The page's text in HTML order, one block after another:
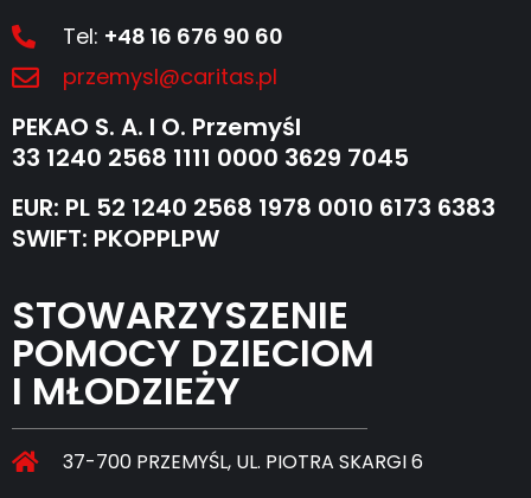
Tel: +48 16 676 90 60
przemysl@caritas.pl
PEKAO S. A. I O. Przemyśl
33 1240 2568 1111 0000 3629 7045
EUR: PL 52 1240 2568 1978 0010 6173 6383
SWIFT: PKOPPLPW
STOWARZYSZENIE
POMOCY DZIECIOM
I MŁODZIEŻY
37-700 PRZEMYŚL, UL. PIOTRA SKARGI 6